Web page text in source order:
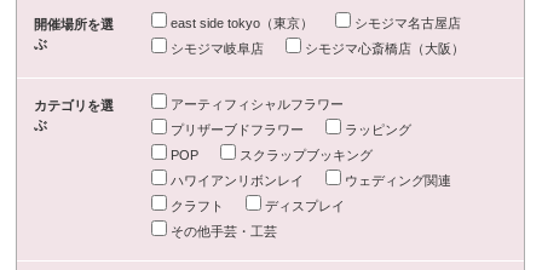
開催場所を選
ぶ
east side tokyo（東京）
シモジマ名古屋店
シモジマ岐阜店
シモジマ心斎橋店（大阪）
カテゴリを選
ぶ
アーティフィシャルフラワー
プリザーブドフラワー
ラッピング
POP
スクラップブッキング
ハワイアンリボンレイ
ウェディング関連
クラフト
ディスプレイ
その他手芸・工芸